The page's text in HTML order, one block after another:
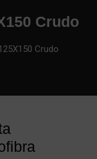
Crudo
Crudo